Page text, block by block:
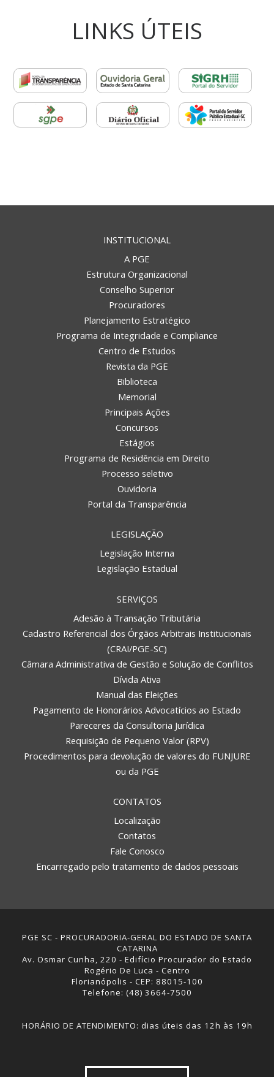
LINKS ÚTEIS
INSTITUCIONAL
A PGE
Estrutura Organizacional
Conselho Superior
Procuradores
Planejamento Estratégico
Programa de Integridade e Compliance
Centro de Estudos
Revista da PGE
Biblioteca
Memorial
Principais Ações
Concursos
Estágios
Programa de Residência em Direito
Processo seletivo
Ouvidoria
Portal da Transparência
LEGISLAÇÃO
Legislação Interna
Legislação Estadual
SERVIÇOS
Adesão à Transação Tributária
Cadastro Referencial dos Órgãos Arbitrais Institucionais
(CRAI/PGE-SC)
Câmara Administrativa de Gestão e Solução de Conflitos
Dívida Ativa
Manual das Eleições
Pagamento de Honorários Advocatícios ao Estado
Pareceres da Consultoria Jurídica
Requisição de Pequeno Valor (RPV)
Procedimentos para devolução de valores do FUNJURE
ou da PGE
CONTATOS
Localização
Contatos
Fale Conosco
Encarregado pelo tratamento de dados pessoais
PGE SC - PROCURADORIA-GERAL DO ESTADO DE SANTA
CATARINA
Av. Osmar Cunha, 220 - Edifício Procurador do Estado
Rogério De Luca - Centro
Florianópolis - CEP: 88015-100
Telefone: (48) 3664-7500
HORÁRIO DE ATENDIMENTO: dias úteis das 12h às 19h